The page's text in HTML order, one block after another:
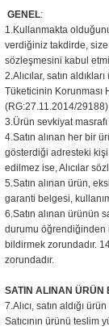
GENEL:
1.Kullanmakta
verdiğiniz takdirde,
sözleşmesini kabul
2.Alıcılar, satın
Tüketicinin Korunması
(RG:27.11.2014/
3.Ürün sevkiyat
4.Satın alınan her bir
gösterdiği adresteki
edilmez ise, Alıcılar
5.Satın alınan ürün,
garanti belgesi,
6.Satın alınan ürünün
durumu öğrendiğinden
bildirmek zorundadır.
zorundadır.
SATIN ALINAN ÜRÜN
7.Alıcı, satın aldığı
Satıcının ürünü teslim